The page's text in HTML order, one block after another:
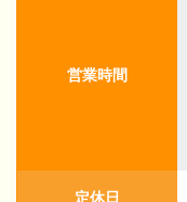
営業時間
定休日